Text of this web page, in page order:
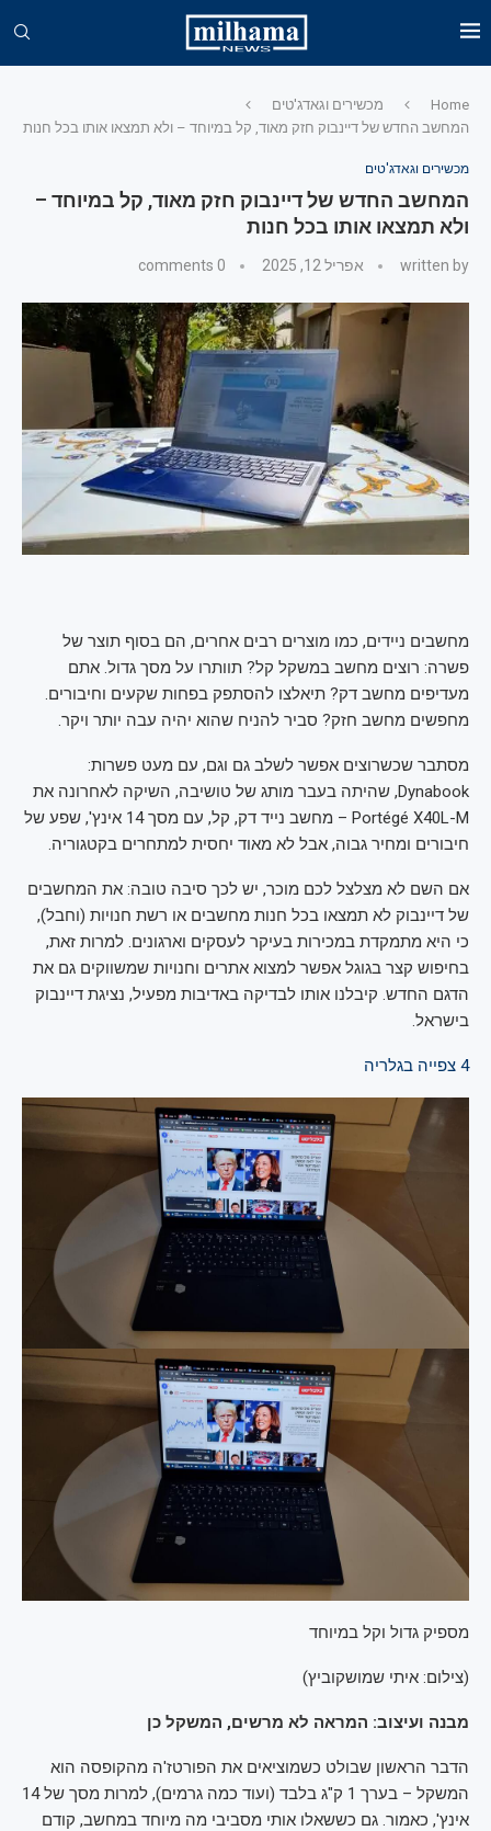
Home
מכשירים וגאדג'טים
המחשב החדש של דיינבוק חזק מאוד, קל במיוחד – ולא תמצאו אותו בכל חנות
מכשירים וגאדג'טים
המחשב החדש של דיינבוק חזק מאוד, קל במיוחד –
ולא תמצאו אותו בכל חנות
written by אפריל 12, 2025 0 comments
מחשבים ניידים, כמו מוצרים רבים אחרים, הם בסוף תוצר של
פשרה: רוצים מחשב במשקל קל? תוותרו על מסך גדול. אתם
מעדיפים מחשב דק? תיאלצו להסתפק בפחות שקעים וחיבורים.
מחפשים מחשב חזק? סביר להניח שהוא יהיה עבה יותר ויקר.
מסתבר שכשרוצים אפשר לשלב גם וגם, עם מעט פשרות:
Dynabook, שהיתה בעבר מותג של טושיבה, השיקה לאחרונה את
Portégé X40L-M – מחשב נייד דק, קל, עם מסך 14 אינץ', שפע של
חיבורים ומחיר גבוה, אבל לא מאוד יחסית למתחרים בקטגוריה.
אם השם לא מצלצל לכם מוכר, יש לכך סיבה טובה: את המחשבים
של דיינבוק לא תמצאו בכל חנות מחשבים או רשת חנויות (וחבל),
כי היא מתמקדת במכירות בעיקר לעסקים וארגונים. למרות זאת,
בחיפוש קצר בגוגל אפשר למצוא אתרים וחנויות שמשווקים גם את
הדגם החדש. קיבלנו אותו לבדיקה באדיבות מפעיל, נציגת דיינבוק
בישראל.
4 צפייה בגלריה
מספיק גדול וקל במיוחד
(צילום: איתי שמושקוביץ)
מבנה ועיצוב: המראה לא מרשים, המשקל כן
הדבר הראשון שבולט כשמוציאים את הפורטז'ה מהקופסה הוא
המשקל – בערך 1 ק"ג בלבד (ועוד כמה גרמים), למרות מסך של 14
אינץ', כאמור. גם כששאלו אותי מסביבי מה מיוחד במחשב, קודם